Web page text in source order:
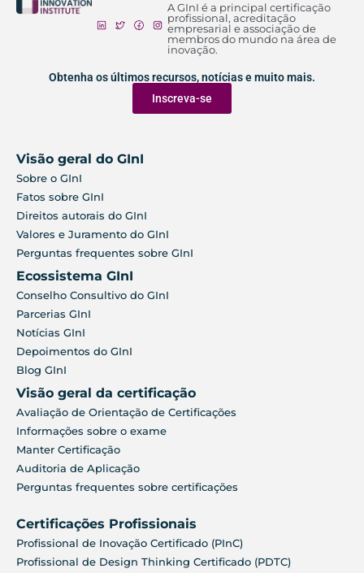
A GInI é a principal certificação
profissional, acreditação
empresarial e associação de
membros do mundo na área de
inovação.
Obtenha os últimos recursos, notícias e muito mais.
Inscreva-se
Visão geral do GInI
Sobre o GInI
Fatos sobre GInI
Direitos autorais do GInI
Valores e Juramento do GInI
Perguntas frequentes sobre GInI
Ecossistema GInI
Conselho Consultivo do GInI
Parcerias GInI
Notícias GInI
Depoimentos do GInI
Blog GInI
Visão geral da certificação
Avaliação de Orientação de Certificações
Informações sobre o exame
Manter Certificação
Auditoria de Aplicação
Perguntas frequentes sobre certificações
Certificações Profissionais
Profissional de Inovação Certificado (PInC)
Profissional de Design Thinking Certificado (PDTC)